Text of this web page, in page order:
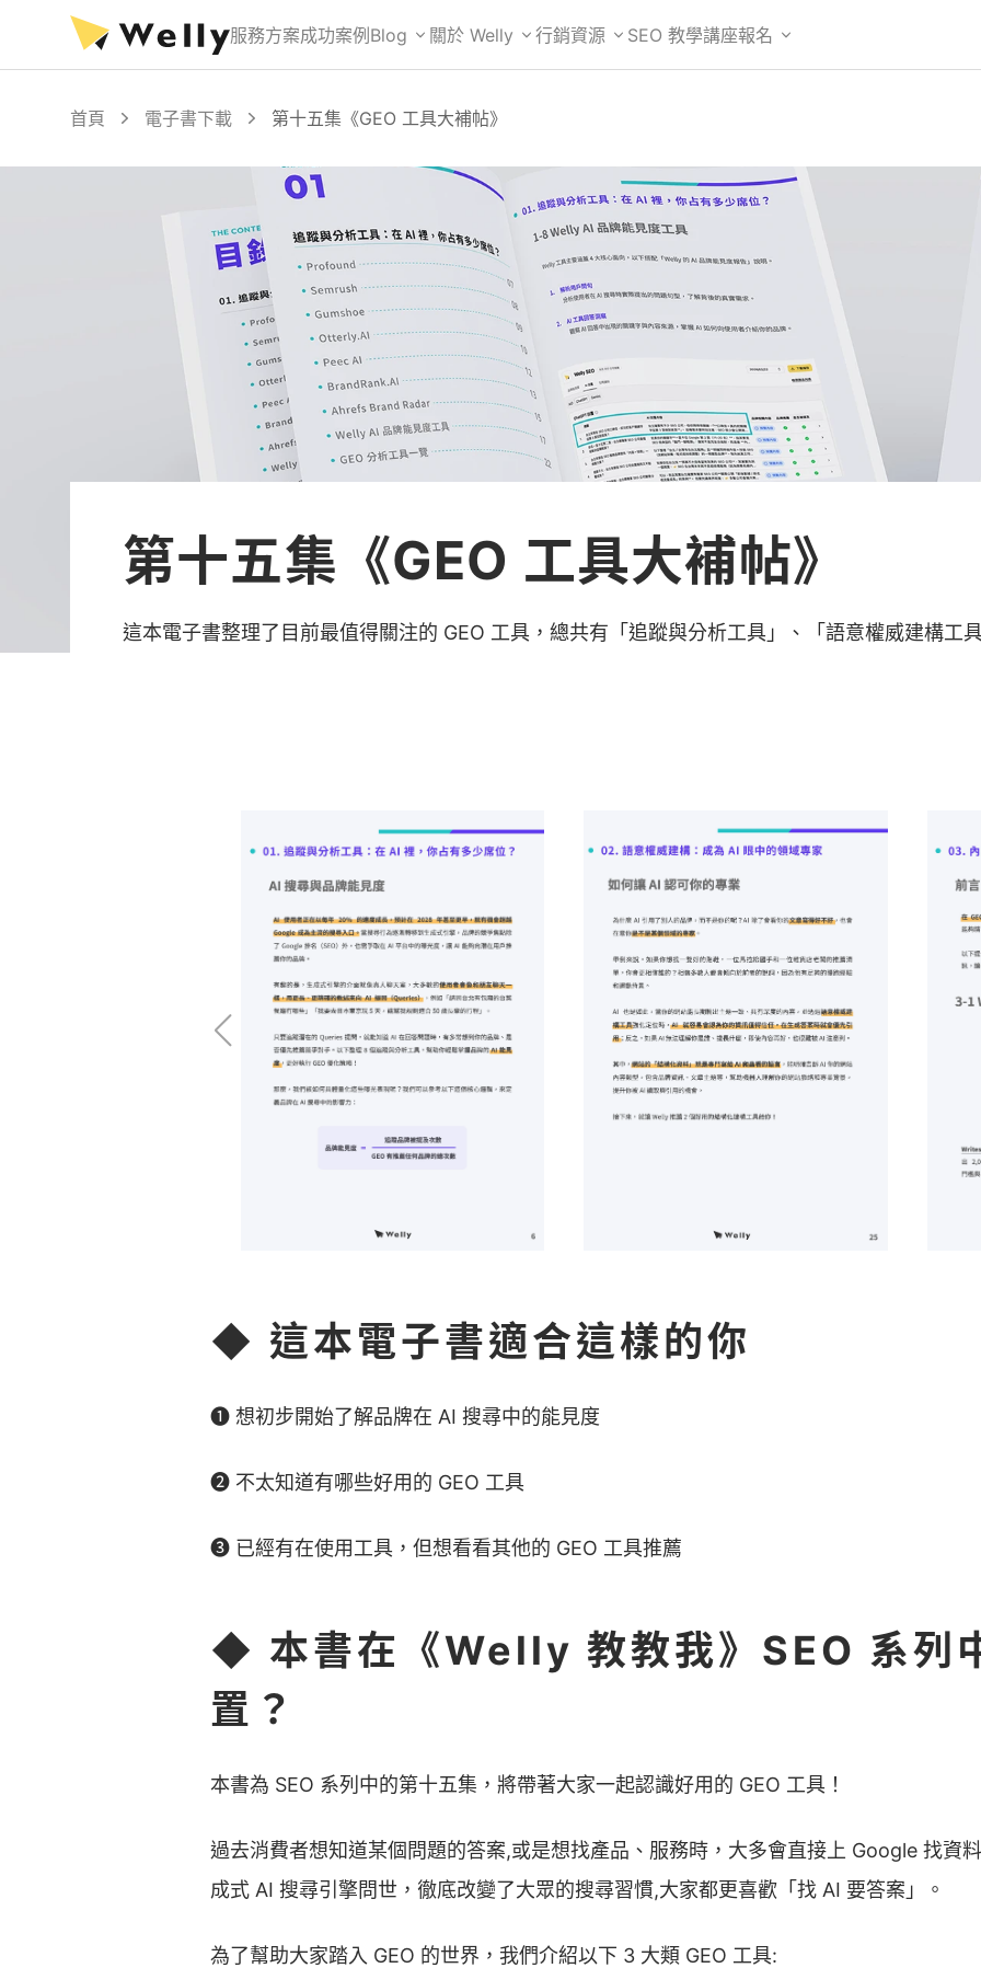
服務方案成功案例 Blog 關於 Welly 行銷資源 SEO 教學講座報名
首頁 電子書下載 第十五集《GEO 工具大補帖》
第十五集《GEO 工具大補帖》
這本電子書整理了目前最值得關注的 GEO 工具，總共有「追蹤與分析工具」、「語意權威建構工
◆ 這本電子書適合這樣的你
➊ 想初步開始了解品牌在 AI 搜尋中的能見度
➋ 不太知道有哪些好用的 GEO 工具
➌ 已經有在使用工具，但想看看其他的 GEO 工具推薦
◆ 本書在《Welly 教教我》SEO 系列
置？
本書為 SEO 系列中的第十五集，將帶著大家一起認識好用的 GEO 工具！
過去消費者想知道某個問題的答案,或是想找產品、服務時，大多會直接上 Google 找資
成式 AI 搜尋引擎問世，徹底改變了大眾的搜尋習慣,大家都更喜歡「找 AI 要答案」。
為了幫助大家踏入 GEO 的世界，我們介紹以下 3 大類 GEO 工具: